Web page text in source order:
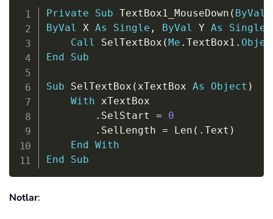
Private Sub TextBox1_MouseDown ( ByVal
ByVal
X As Single , ByVal Y As Single
Call
SelTextBox (Me . TextBox1 .
End
Sub
Sub SelTextBox ( xTextBox As Object )
With xTextBox
. SelStart =
0
. SelLength = Len ( . Text )
End With
End
Sub
Copy
Notlar: